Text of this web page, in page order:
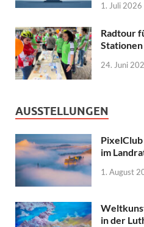
1. Juli 2026
Radtour
24. Juni
AUSSTELLUNGEN
im
1. August
in der